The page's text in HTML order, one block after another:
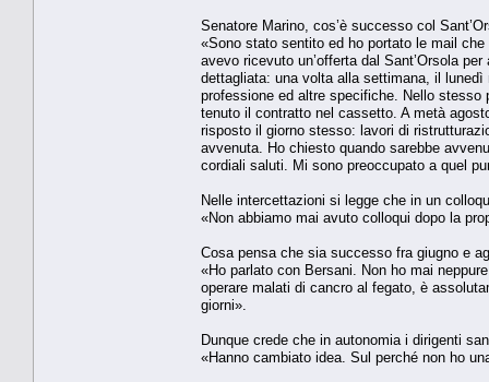
Senatore Marino, cos’è successo col
«Sono stato sentito ed ho portato le mail
avevo ricevuto un’offerta dal Sant’Orsola
dettagliata: una volta alla settimana, il
professione ed altre specifiche. Nello stesso
tenuto il contratto nel cassetto. A metà
risposto il giorno stesso: lavori di
avvenuta. Ho chiesto quando sarebbe
cordiali saluti. Mi sono preoccupato a quel
Nelle intercettazioni si legge che in un
«Non abbiamo mai avuto colloqui dopo la
Cosa pensa che sia successo fra giugno e
«Ho parlato con Bersani. Non ho mai
operare malati di cancro al fegato, è
giorni».
Dunque crede che in autonomia i dirigenti
«Hanno cambiato idea. Sul perché non ho